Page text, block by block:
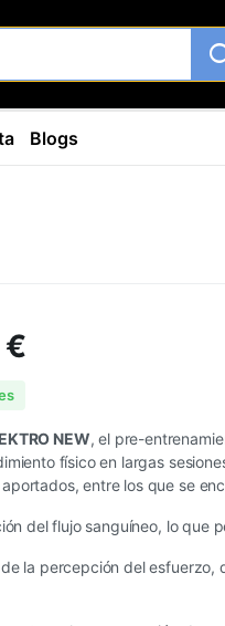
Blogs
€
NEW, el pre-
físico en largas
entre los que se
del flujo sanguíneo, lo que
la percepción del